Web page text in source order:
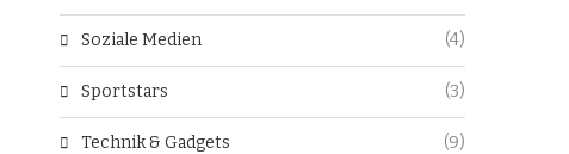
Soziale Medien (4)
Sportstars (3)
Technik & Gadgets (9)